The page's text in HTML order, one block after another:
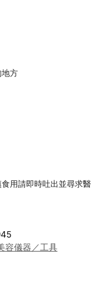
方
用請即時吐出並尋求醫
容儀器／工具